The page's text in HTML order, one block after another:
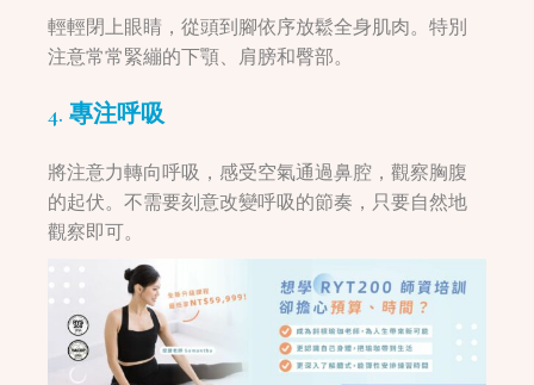
輕輕閉上眼睛，從頭到腳依序放鬆全身肌肉。特別
注意常常緊繃的下顎、肩膀和臀部。
4. 專注呼吸
將注意力轉向呼吸，感受空氣通過鼻腔，觀察胸腹
的起伏。不需要刻意改變呼吸的節奏，只要自然地
觀察即可。